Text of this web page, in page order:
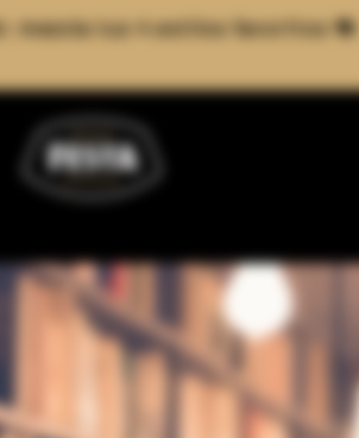
mezcla tus 4 estilos favoritos 🍻